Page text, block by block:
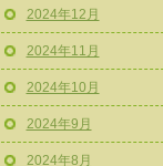
2024年12月
2024年11月
2024年10月
2024年9月
2024年8月